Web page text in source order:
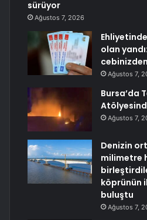
sürüyor
Ağustos 7, 2026
olan
Ağustos 7,
Bursa’da
Ağustos 7,
Denizin
milimetre
köprünün
buluştu
Ağustos 7,